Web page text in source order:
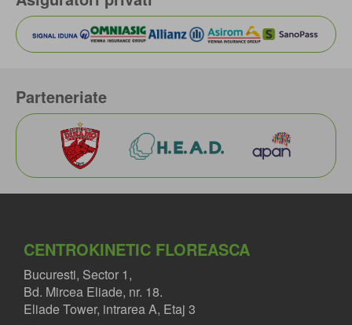
Parteneriate
CENTROKINETIC FLOREASCA
Bucuresti, Sector 1,
Bd. Mircea Eliade, nr. 18.
Eliade Tower, intrarea A, Etaj 3